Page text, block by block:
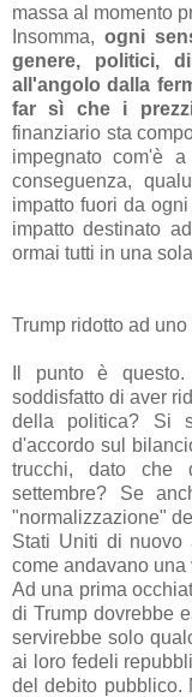
massa al momento
Insomma, ogni
genere, politici,
all'angolo dalla
far sì che i
finanziario sta
impegnato com'è
conseguenza,
impatto fuori da
impatto destinato
ormai tutti in una
Trump ridotto ad
Il punto è
soddisfatto di aver
della politica? Si
d'accordo sul
trucchi, dato che
settembre? Se
"normalizzazione"
Stati Uniti di nuovo
come andavano una
Ad una prima
di Trump dovrebbe
servirebbe solo
ai loro fedeli
del debito pubblico.